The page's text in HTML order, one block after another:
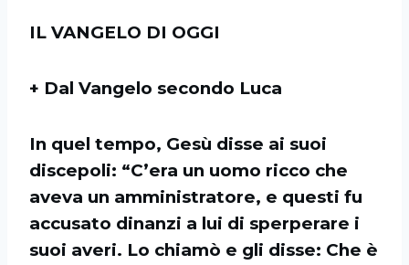
IL VANGELO DI OGGI
+ Dal Vangelo secondo Luca
In quel tempo, Gesù disse ai suoi
discepoli: “C’era un uomo ricco che
aveva un amministratore, e questi fu
accusato dinanzi a lui di sperperare i
suoi averi. Lo chiamò e gli disse: Che è